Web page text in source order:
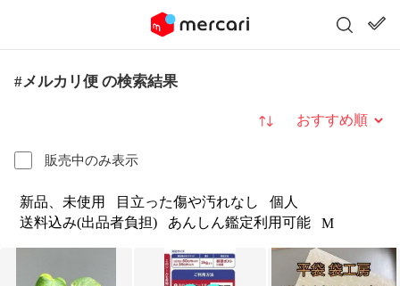
#メルカリ便 の検索結果
販売中のみ表示
並び替え
新品、未使用 目立った傷や汚れなし
個人
送料込み(出品者負担)
あんしん鑑定利用可能 M